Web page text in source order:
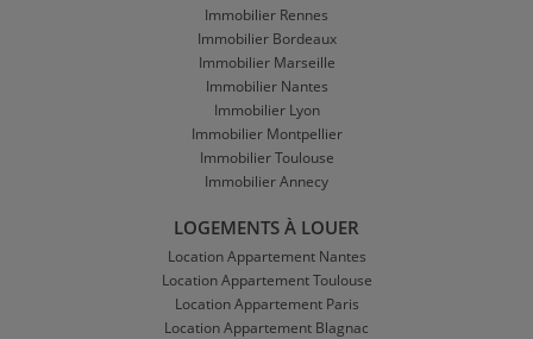
Immobilier Rennes
Immobilier Bordeaux
Immobilier Marseille
Immobilier Nantes
Immobilier Lyon
Immobilier Montpellier
Immobilier Toulouse
Immobilier Annecy
LOGEMENTS À LOUER
Location Appartement Nantes
Location Appartement Toulouse
Location Appartement Paris
Location Appartement Blagnac